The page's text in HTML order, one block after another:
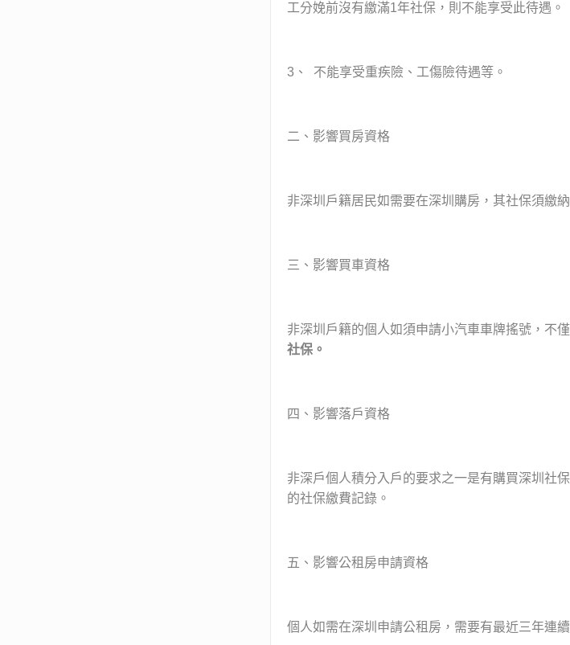
工分娩前沒有繳滿1年社保，則不能享受此待遇。
3、 不能享受重疾險、工傷險待遇等。
二、影響買房資格
非深圳戶籍居民如需要在深圳購房，其社保須繳
三、影響買車資格
非深圳戶籍的個人如須申請小汽車車牌搖號，不
社保。
四、影響落戶資格
非深戶個人積分入戶的要求之一是有購買深圳社
的社保繳費記錄。
五、影響公租房申請資格
個人如需在深圳申請公租房，需要有最近三年連